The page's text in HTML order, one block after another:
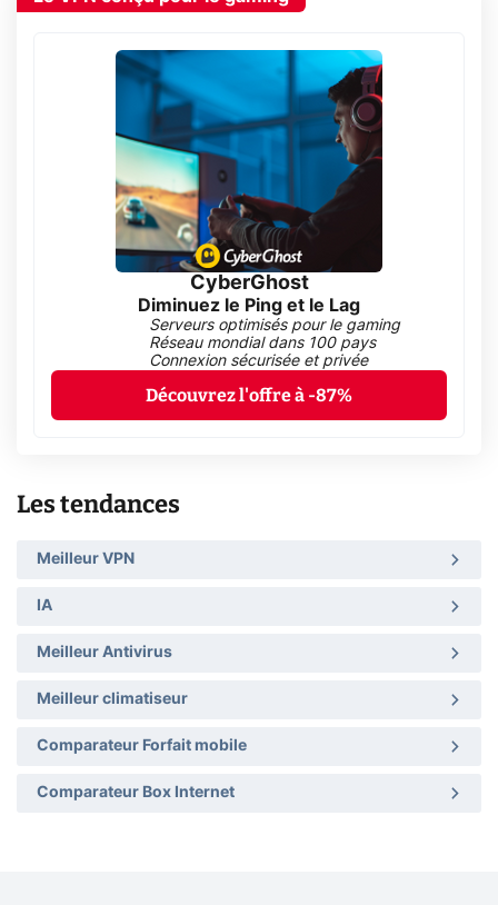
CyberGhost
Diminuez le Ping et le Lag
Serveurs optimisés pour le gaming
Réseau mondial dans 100 pays
Connexion sécurisée et privée
Découvrez l'offre à -87%
Les tendances
Meilleur VPN
IA
Meilleur Antivirus
Meilleur climatiseur
Comparateur Forfait mobile
Comparateur Box Internet